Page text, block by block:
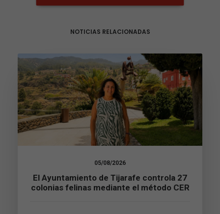
NOTICIAS RELACIONADAS
05/08/2026
El Ayuntamiento de Tijarafe controla 27
colonias felinas mediante el método CER
necesarias
funcione la
web.
Estadísticas
Para que
podamos
mejorar la
funcionalidad
y estructura